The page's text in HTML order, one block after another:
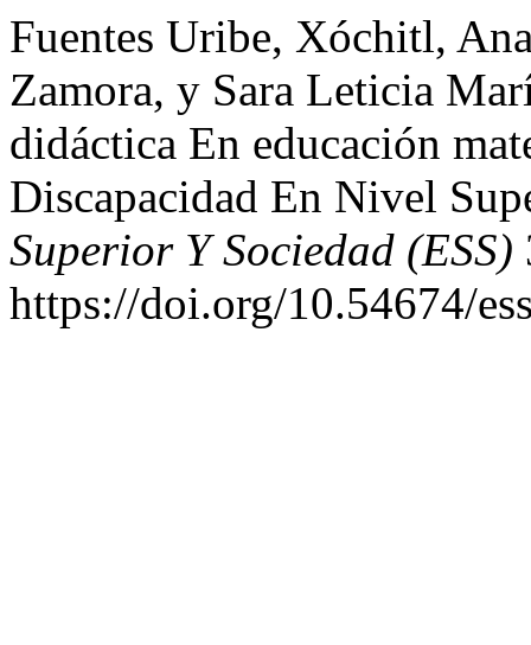
Fuentes Uribe, Xóchitl,
Zamora, y Sara Leticia
didáctica En educación
Discapacidad En Nivel
Superior Y Sociedad (ESS)
https://doi.org/10.54674/